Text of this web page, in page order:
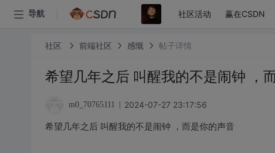
导航 社区活动 赢在CSDN
社区 前端社区 感慨 帖子详情
希望几年之后 叫醒我的不是闹钟 ，
m0_70765111 2024-07-27 23:17:56
希望几年之后 叫醒我的不是闹钟 ，而是你的声音